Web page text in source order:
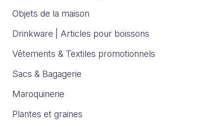
Objets de la maison
Drinkware | Articles pour boissons
Vêtements & Textiles promotionnels
Sacs & Bagagerie
Maroquinerie
Plantes et graines